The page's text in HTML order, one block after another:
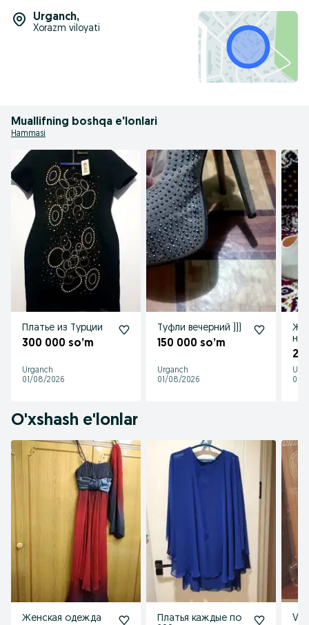
Urganch,
Xorazm viloyati
Muallifning boshqa e'lonlari
Hammasi
Платье из Турции
300 000 so’m
Urganch
01/08/2026
Туфли вечерний )))
150 000 so’m
Urganch
01/08/2026
01/
O'xshash e'lonlar
Женская одежда
Платья каждые по